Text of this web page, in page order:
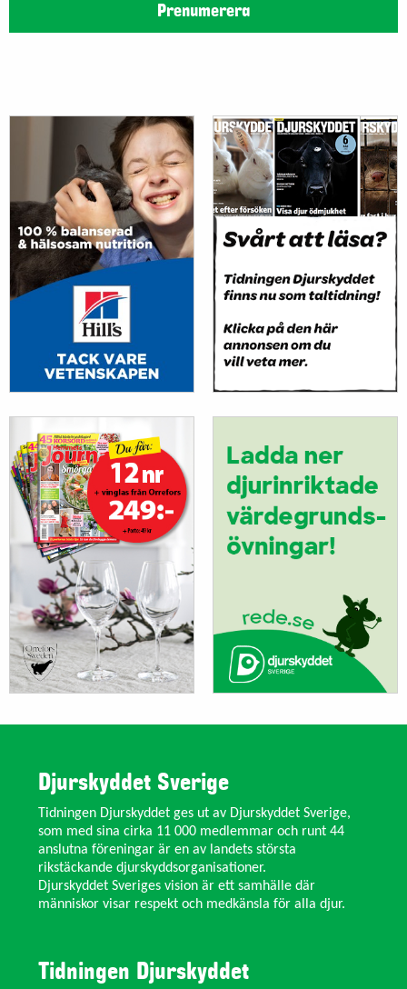
Prenumerera
Djurskyddet Sverige
Tidningen Djurskyddet ges ut av Djurskyddet Sverige,
som med sina cirka 11 000 medlemmar och runt 44
anslutna föreningar är en av landets största
rikstäckande djurskyddsorganisationer.
Djurskyddet Sveriges vision är ett samhälle där
människor visar respekt och medkänsla för alla djur.
Tidningen Djurskyddet